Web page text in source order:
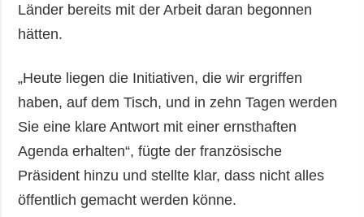
Länder bereits mit der Arbeit daran begonnen
hätten.
„Heute liegen die Initiativen, die wir ergriffen
haben, auf dem Tisch, und in zehn Tagen werden
Sie eine klare Antwort mit einer ernsthaften
Agenda erhalten“, fügte der französische
Präsident hinzu und stellte klar, dass nicht alles
öffentlich gemacht werden könne.